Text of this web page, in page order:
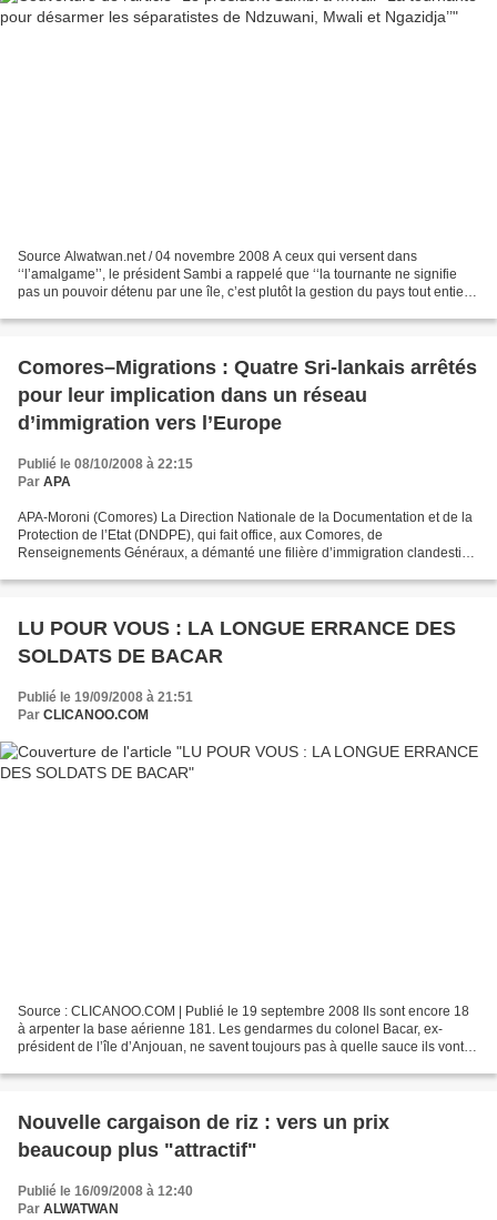
Source Alwatwan.net / 04 novembre 2008 A ceux qui versent dans
‘‘l’amalgame’’, le président Sambi a rappelé que ‘‘la tournante ne signifie
pas un pouvoir détenu par une île, c’est plutôt la gestion du pays tout entier
Comores–Migrations : Quatre Sri-lankais arrêtés
pour leur implication dans un réseau
d’immigration vers l’Europe
Publié le 08/10/2008 à 22:15
Par APA
APA-Moroni (Comores) La Direction Nationale de la Documentation et de la
Protection de l’Etat (DNDPE), qui fait office, aux Comores, de
Renseignements Généraux, a démanté une filière d’immigration clandestine
LU POUR VOUS : LA LONGUE ERRANCE DES
SOLDATS DE BACAR
Publié le 19/09/2008 à 21:51
Par CLICANOO.COM
Source : CLICANOO.COM | Publié le 19 septembre 2008 Ils sont encore 18
à arpenter la base aérienne 181. Les gendarmes du colonel Bacar, ex-
président de l’île d’Anjouan, ne savent toujours pas à quelle sauce ils vont
Nouvelle cargaison de riz : vers un prix
beaucoup plus "attractif"
Publié le 16/09/2008 à 12:40
Par ALWATWAN